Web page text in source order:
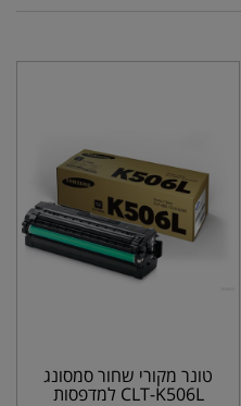
טונר מקורי שחור סמסונג
CLT-K506L למדפסות